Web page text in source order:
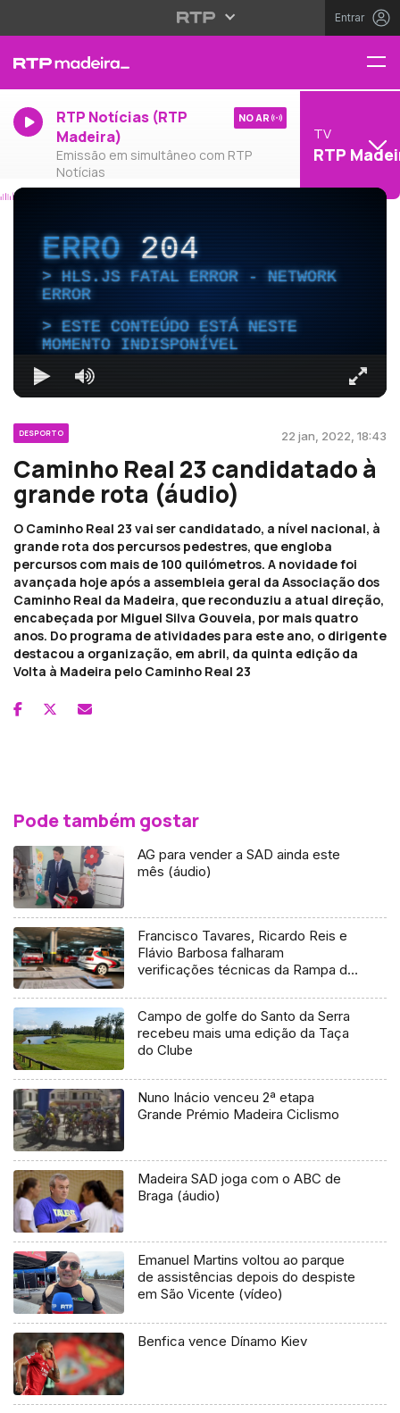
Entrar
RTP Notícias (RTP
Madeira)
Emissão em simultâneo com RTP
Notícias
NO AR
TV
RTP
ERRO204
HLS.JS FATAL ERROR - NETWORK
ERROR
ESTE CONTEÚDO ESTÁ NESTE
MOMENTO INDISPONÍVEL
DESPORTO 22 jan, 2022, 18:43
Caminho Real 23 candidatado à
grande rota (áudio)
O Caminho Real 23 vai ser candidatado, a nível nacional, à
grande rota dos percursos pedestres, que engloba
percursos com mais de 100 quilómetros. A novidade foi
avançada hoje após a assembleia geral da Associação dos
Caminho Real da Madeira, que reconduziu a atual direção,
encabeçada por Miguel Silva Gouveia, por mais quatro
anos. Do programa de atividades para este ano, o dirigente
destacou a organização, em abril, da quinta edição da
Volta à Madeira pelo Caminho Real 23
Pode também gostar
AG para vender a SAD ainda este
mês (áudio)
Francisco Tavares, Ricardo Reis e
Flávio Barbosa falharam
verificações técnicas da Rampa do
Campo de golfe do Santo da Serra
recebeu mais uma edição da Taça
do Clube
Nuno Inácio venceu 2ª etapa
Grande Prémio Madeira Ciclismo
Madeira SAD joga com o ABC de
Braga (áudio)
Emanuel Martins voltou ao parque
de assistências depois do despiste
em São Vicente (vídeo)
Benfica vence Dínamo Kiev